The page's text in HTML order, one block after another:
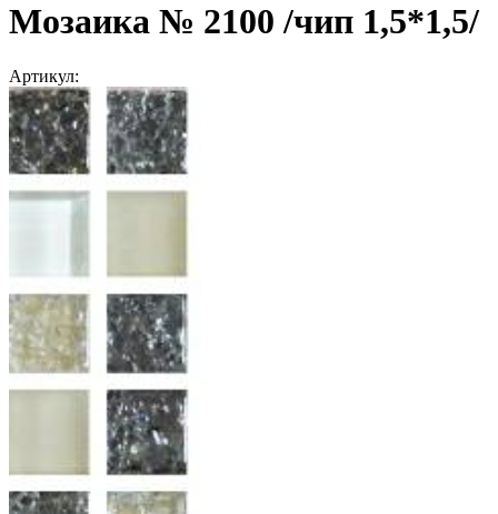
Мозаика № 2100 /чип 1,5*1,5/
Артикул: